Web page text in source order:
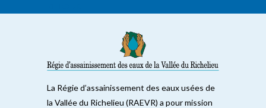
La Régie d’assainissement des eaux usées de
la Vallée du Richelieu (RAEVR) a pour mission